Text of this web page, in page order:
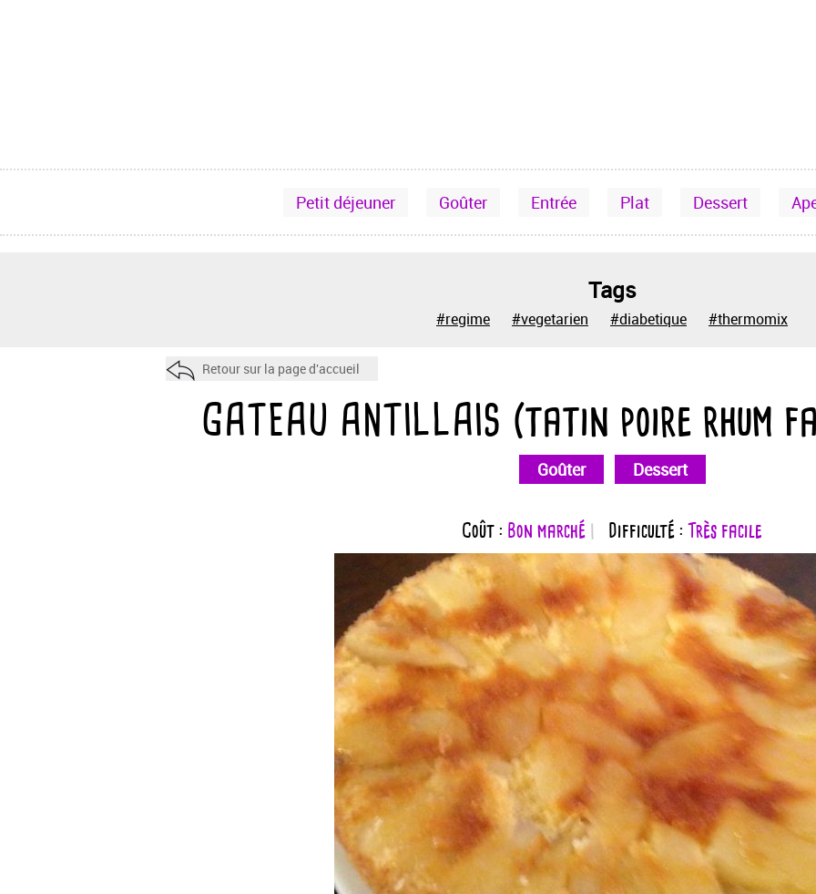
Petit déjeuner Goûter Entrée Plat Dessert
Tags
#regime #vegetarien #diabetique #thermomix
Retour sur la page d'accueil
GATEAU ANTILLAIS (tatin poire rhum
Goûter Dessert
Coût : Bon marché Difficulté : Très facile